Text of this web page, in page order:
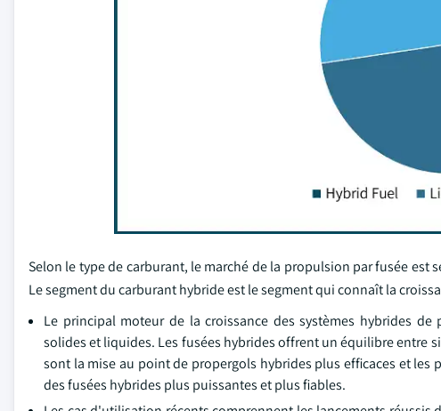
Selon le type de carburant, le marché de la propulsion par fusée
Le segment du carburant hybride est le segment qui connaît la
Le principal moteur de la croissance des systèmes hybrides
solides et liquides. Les fusées hybrides offrent un équilibre entre
sont la mise au point de propergols hybrides plus efficaces et les
des fusées hybrides plus puissantes et plus fiables.